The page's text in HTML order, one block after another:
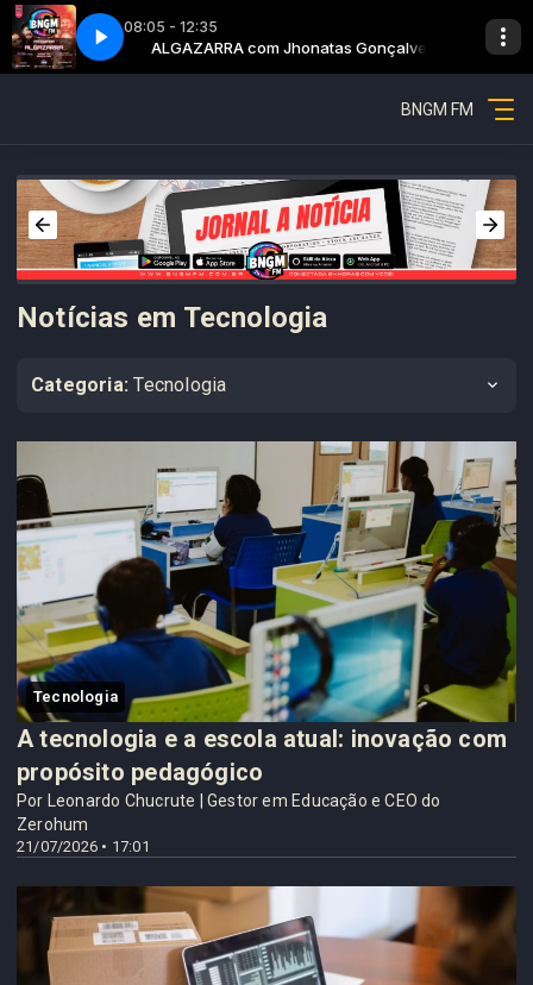
08:05 - 12:35
Gonçalves ALGAZARRA com Jhonatas Gonçalves
Algazarra - Parte 5
BNGM FM
Notícias em Tecnologia
Categoria: Tecnologia
Tecnologia
21/07/2026 • 17:01
A tecnologia e a escola atual: inovação com
propósito pedagógico
Por Leonardo Chucrute | Gestor em Educação e CEO do
Zerohum